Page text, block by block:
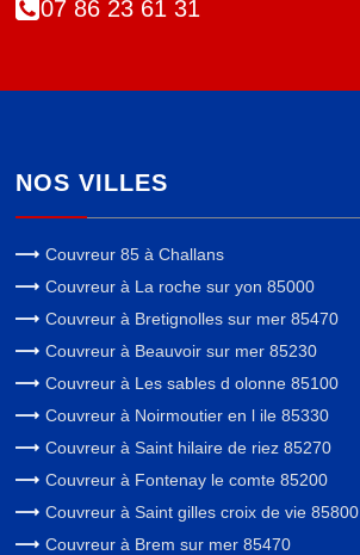
07 86 23 61 31
NOS VILLES
Couvreur 85 à Challans
Couvreur à La roche sur yon 85000
Couvreur à Bretignolles sur mer 85470
Couvreur à Beauvoir sur mer 85230
Couvreur à Les sables d olonne 85100
Couvreur à Noirmoutier en l ile 85330
Couvreur à Saint hilaire de riez 85270
Couvreur à Fontenay le comte 85200
Couvreur à Saint gilles croix de vie 85800
Couvreur à Brem sur mer 85470